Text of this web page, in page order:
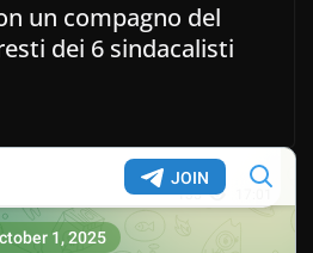
un compagno del
dei 6 sindacalisti